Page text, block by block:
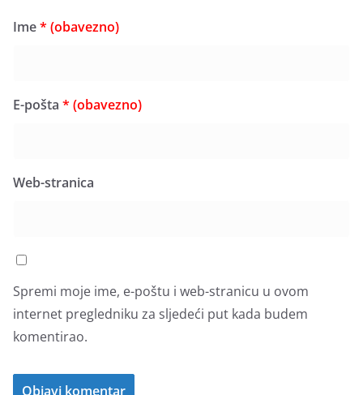
Ime* (obavezno)
E-pošta * (obavezno)
Web-stranica
Spremi moje ime, e-poštu i web-stranicu u ovom
internet pregledniku za sljedeći put kada budem
komentirao.